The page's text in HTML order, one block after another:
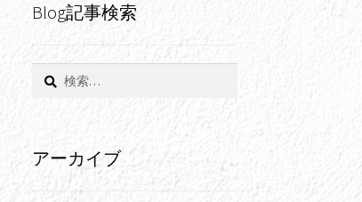
Blog記事検索
アーカイブ